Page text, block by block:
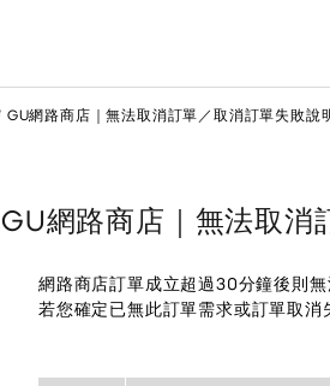
GU網路商店｜無法取消訂單／取消訂單失敗說
GU網路商店｜無法取消
網路商店訂單成立超過30分鐘後則
若您確定已無此訂單需求或訂單取消